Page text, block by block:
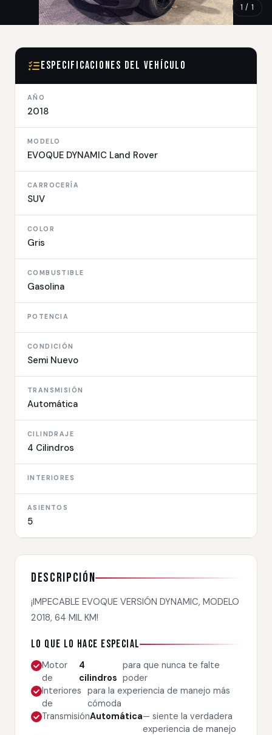
1 / 1
Especificaciones del Vehículo
AÑO
2018
MODELO
EVOQUE DYNAMIC Land Rover
CARROCERÍA
SUV
COLOR
Gris
COMBUSTIBLE
Gasolina
POTENCIA
CONDICIÓN
Semi Nuevo
TRANSMISIÓN
Automática
CILINDRAJE
4 Cilindros
INTERIORES
ASIENTOS
5
Descripción
¡IMPECABLE EVOQUE VERSIÓN DYNAMIC, MODELO
2018, 64 MIL KM!
Lo que lo hace especial
Motor
de
4
cilindros
para que nunca te falte
poder
Interiores
de
para la experiencia de manejo más
cómoda
TransmisiónAutomática— siente la verdadera
experiencia de manejo